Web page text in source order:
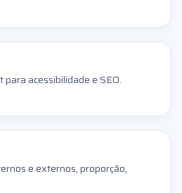
acessibilidade e SEO.
e externos, proporção,